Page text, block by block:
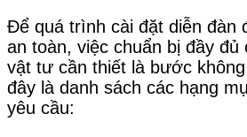
Để quá trình cài đặt diễn đàn
an toàn, việc chuẩn bị đầy đủ
vật tư cần thiết là bước
đây là danh sách các hạng
yêu cầu: